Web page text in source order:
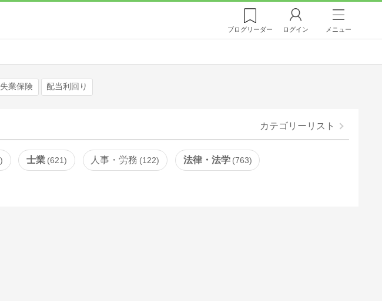
ブログリーダー ログイン メニュー
失業保険 配当利回り
カテゴリーリスト
士業 621 人事・労務 122 法律・法学 763